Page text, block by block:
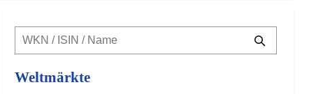
Weltmärkte